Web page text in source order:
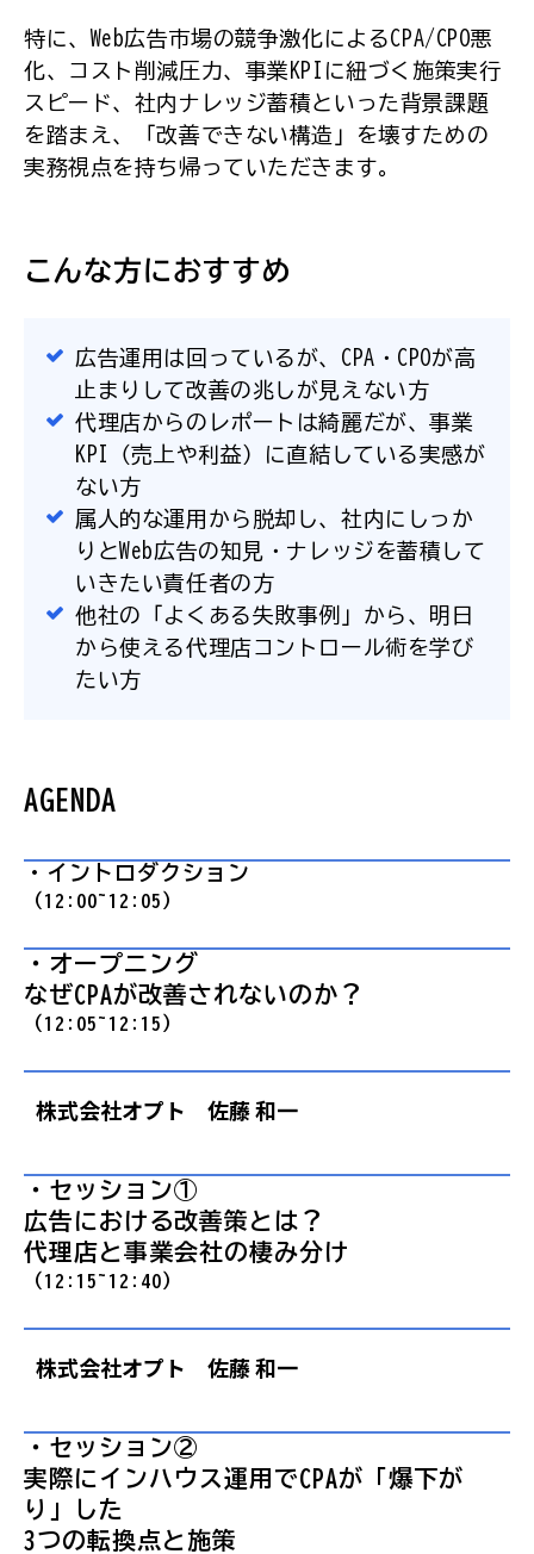
特に、Web広告市場の競争激化によるCPA/CPO悪
化、コスト削減圧力、事業KPIに紐づく施策実行
スピード、社内ナレッジ蓄積といった背景課題
を踏まえ、「改善できない構造」を壊すための
実務視点を持ち帰っていただきます。
こんな方におすすめ
広告運用は回っているが、CPA・CPOが高
止まりして改善の兆しが見えない方
代理店からのレポートは綺麗だが、事業
KPI（売上や利益）に直結している実感が
ない方
属人的な運用から脱却し、社内にしっか
りとWeb広告の知見・ナレッジを蓄積して
いきたい責任者の方
他社の「よくある失敗事例」から、明日
から使える代理店コントロール術を学び
たい方
AGENDA
・イントロダクション
（12:00~12:05）
・オープニング
なぜCPAが改善されないのか？
（12:05~12:15）
株式会社オプト 佐藤 和一
・セッション①
広告における改善策とは？
代理店と事業会社の棲み分け
（12:15~12:40）
株式会社オプト 佐藤 和一
・セッション②
実際にインハウス運用でCPAが「爆下が
り」した
3つの転換点と施策